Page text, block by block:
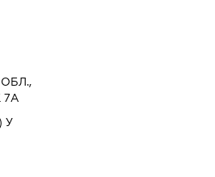
7А
У